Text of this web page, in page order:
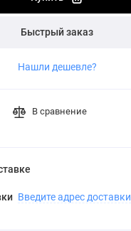
Быстрый заказ
Нашли дешевле?
В сравнение
Введите адрес доставки